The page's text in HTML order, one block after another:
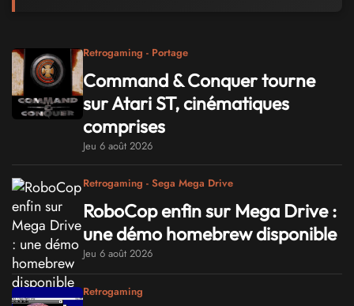
Retrogaming - Portage
Command & Conquer tourne
sur Atari ST, cinématiques
comprises
Jeu 6 août 2026
Retrogaming - Sega Mega Drive
RoboCop enfin sur Mega Drive :
une démo homebrew disponible
Jeu 6 août 2026
Retrogaming